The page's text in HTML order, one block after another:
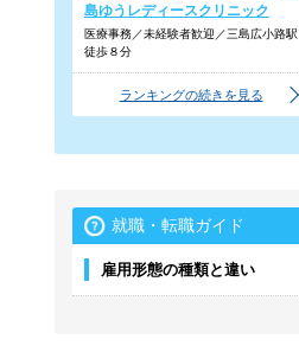
島ゆうレディースクリニック
医療事務／未経験者歓迎／三島広小路駅
徒歩８分
ランキングの続きを見る
就職・転職ガイド
雇用形態の種類と違い